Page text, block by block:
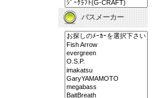
バスメーカー